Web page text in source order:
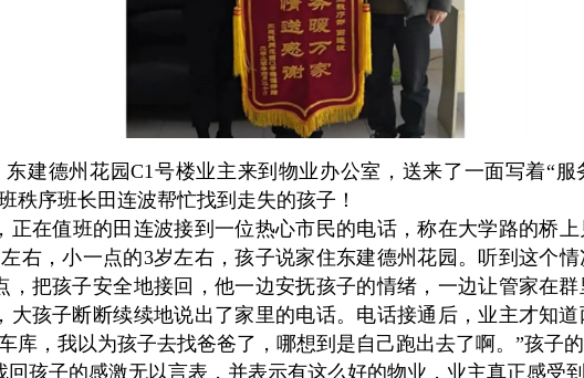
德州花园C1号楼业主来到物业办公室，送来了一面写着“服
秩序班长田连波帮忙找到走失的孩子！
在值班的田连波接到一位热心市民的电话，称在大学路的桥上
右，小一点的3岁左右，孩子说家住东建德州花园。听到这个
，把孩子安全地接回，他一边安抚孩子的情绪，一边让管家在
大孩子断断续续地说出了家里的电话。电话接通后，业主才知
库，我以为孩子去找爸爸了，哪想到是自己跑出去了啊。”孩子的
子的感激无以言表，并表示有这么好的物业，业主真正感受到